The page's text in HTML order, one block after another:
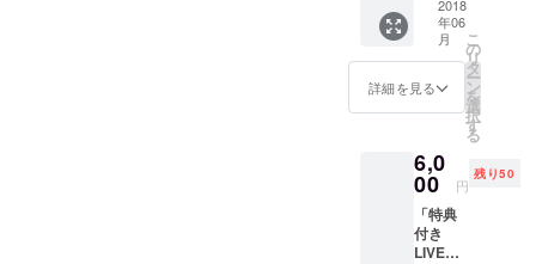
ない！
ただた
だ公演
の実現
を応援
しま
神様の
ような
方へ。
＊設定
金額は
5000円
2018
年06
月
詳細を見る
こ
の
リ
タ
ー
ン
を
選
択
す
る
6,0
00 円
残り50
「特典
付き
LIVE